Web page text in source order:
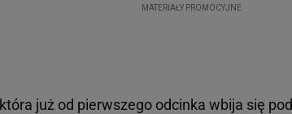
już od pierwszego odcinka wbija się pod